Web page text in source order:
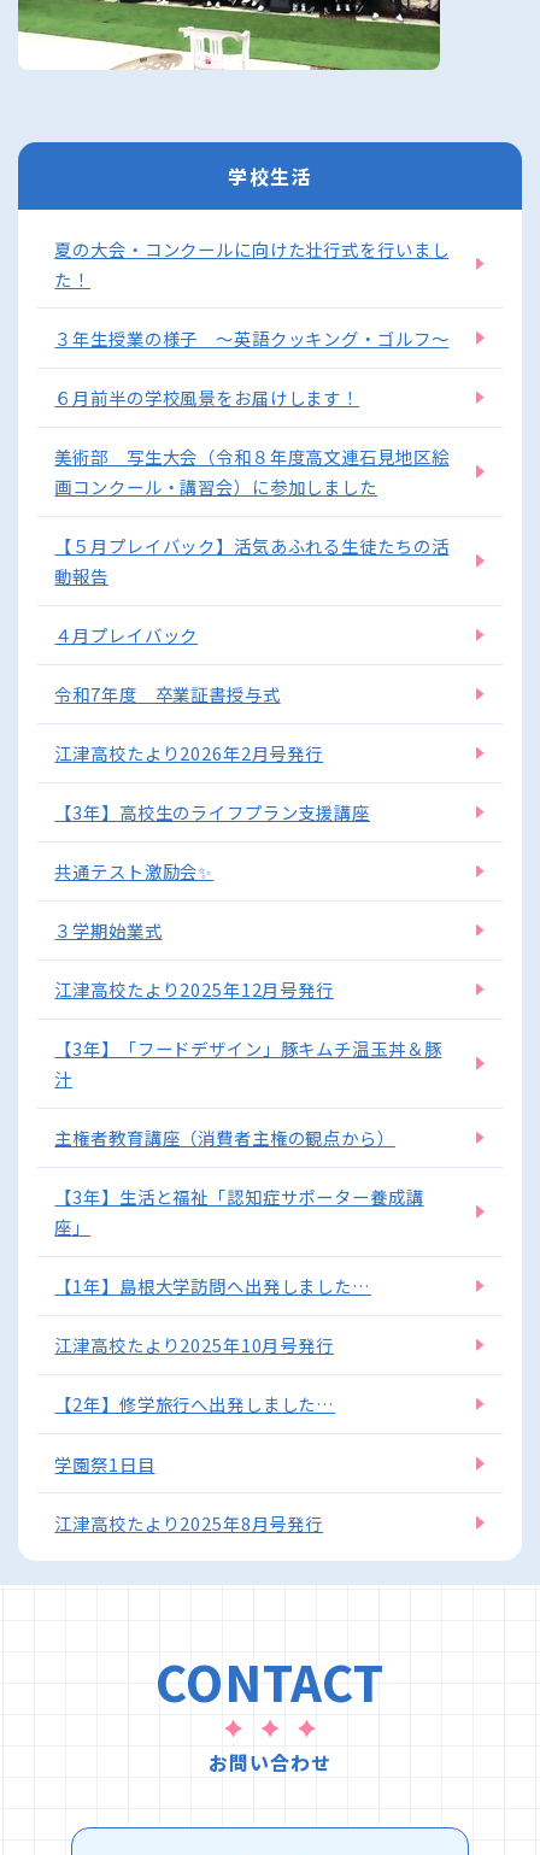
学校生活
夏の大会・コンクールに向けた壮行式を行いまし
た！
３年生授業の様子 ～英語クッキング・ゴルフ～
６月前半の学校風景をお届けします！
美術部 写生大会（令和８年度高文連石見地区絵
画コンクール・講習会）に参加しました
【５月プレイバック】活気あふれる生徒たちの活
動報告
４月プレイバック
令和7年度 卒業証書授与式
江津高校たより2026年2月号発行
【3年】高校生のライフプラン支援講座
共通テスト激励会✨
３学期始業式
江津高校たより2025年12月号発行
【3年】「フードデザイン」豚キムチ温玉丼＆豚
汁
主権者教育講座（消費者主権の観点から）
【3年】生活と福祉「認知症サポーター養成講
座」
【1年】島根大学訪問へ出発しました…
江津高校たより2025年10月号発行
【2年】修学旅行へ出発しました…
学園祭1日目
江津高校たより2025年8月号発行
CONTACT
お問い合わせ